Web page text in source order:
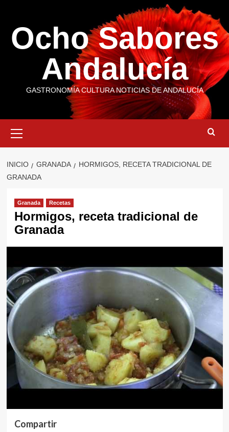
contenido
Ocho Sabores
Andalucía
GASTRONOMÍA CULTURA NOTICIAS DE ANDALUCÍA
primario
INICIO GRANADA
HORMIGOS, RECETA TRADICIONAL DE
GRANADA
Granada Recetas
Hormigos, receta tradicional de
Granada
Compartir